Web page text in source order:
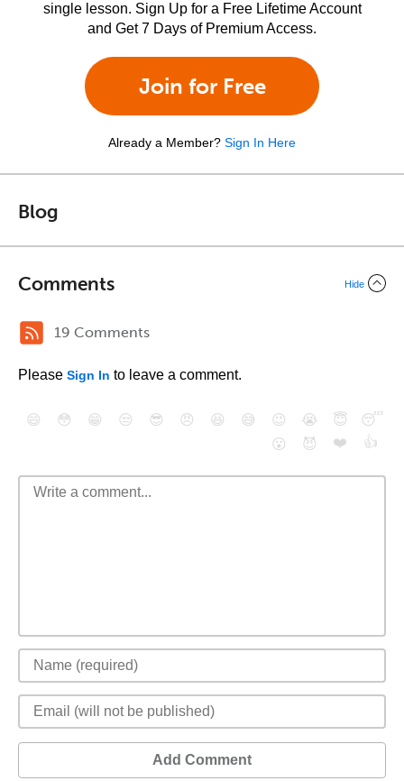
single lesson. Sign Up for a Free Lifetime Account
and Get 7 Days of Premium Access.
Join for Free
Already a Member? Sign In Here
Blog
Comments Hide
19 Comments
Please Sign In to leave a comment.
😄 😳 😁 😒 😎 😠 😆 😅 😉 😭 😇
😴
😮
😈 ❤️ 👍
Add Comment